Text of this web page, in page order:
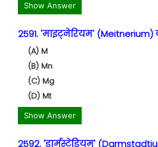
Show Answer
2591. 'माइट्नेरियम'
(A) M
(B) Mn
(C) Mg
(D) Mt
Show Answer
2592. 'डार्मस्टेडियम'